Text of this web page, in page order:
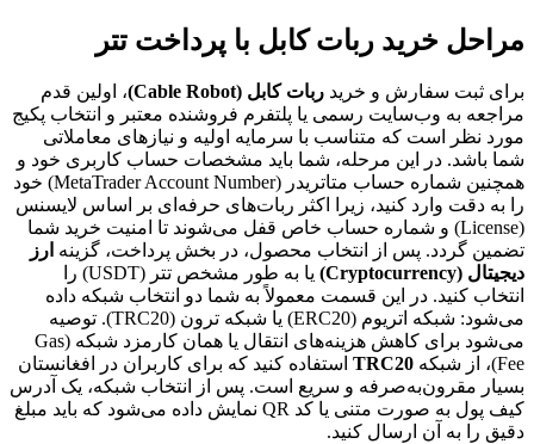
مراحل خرید ربات کابل با پرداخت تتر
برای ثبت سفارش و خرید ربات کابل (Cable Robot)
، اولین قدم
مراجعه به وب‌سایت رسمی یا پلتفرم فروشنده معتبر و انتخاب پکیج
مورد نظر است که متناسب با سرمایه اولیه و نیازهای معاملاتی
شما باشد. در این مرحله، شما باید مشخصات حساب کاربری خود و
همچنین شماره حساب متاتریدر (MetaTrader Account Number) خود
را به دقت وارد کنید، زیرا اکثر ربات‌های حرفه‌ای بر اساس لایسنس
(License) و شماره حساب خاص قفل می‌شوند تا امنیت خرید شما
تضمین گردد. پس از انتخاب محصول، در بخش پرداخت، گزینه ارز
دیجیتال (Cryptocurrency)
یا به طور مشخص تتر (USDT) را
انتخاب کنید. در این قسمت معمولاً به شما دو انتخاب شبکه داده
می‌شود: شبکه اتریوم (ERC20) یا شبکه ترون (TRC20). توصیه
می‌شود برای کاهش هزینه‌های انتقال یا همان کارمزد شبکه (Gas
Fee)، از شبکه
TRC20 استفاده کنید که برای کاربران در افغانستان
بسیار مقرون‌به‌صرفه و سریع است. پس از انتخاب شبکه، یک آدرس
کیف پول به صورت متنی یا کد QR نمایش داده می‌شود که باید مبلغ
دقیق را به آن ارسال کنید.